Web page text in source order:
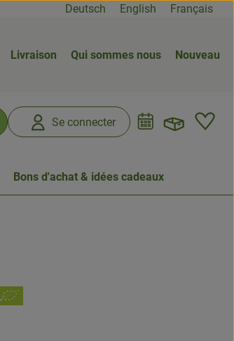
Deutsch English Français
Livraison Qui sommes nous Nouveau
Se connecter
Bons d'achat & idées cadeaux